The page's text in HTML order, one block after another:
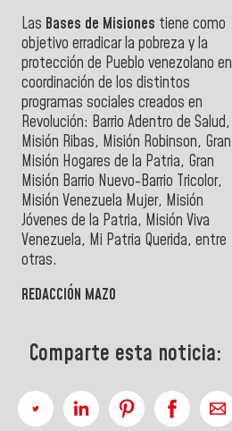
Las Bases de Misiones tiene como
objetivo erradicar la pobreza y la
protección de Pueblo venezolano en
coordinación de los distintos
programas sociales creados en
Revolución: Barrio Adentro de Salud,
Misión Ribas, Misión Robinson, Gran
Misión Hogares de la Patria, Gran
Misión Barrio Nuevo-Barrio Tricolor,
Misión Venezuela Mujer, Misión
Jóvenes de la Patria, Misión Viva
Venezuela, Mi Patria Querida, entre
otras.
REDACCIÓN MAZO
Comparte esta noticia: